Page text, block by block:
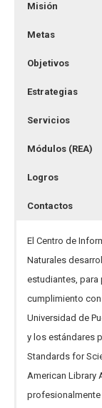
Misión
Metas
Objetivos
Estrategias
Servicios
Módulos (REA)
Logros
Contactos
El Centro de
Naturales
estudiantes, para
cumplimiento con
Universidad de
y los estándares
Standards for
American Library
profesionalmente